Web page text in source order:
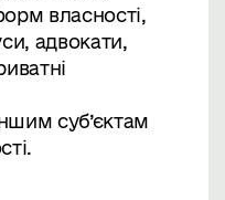
власності,
адвокати,
суб’єктам